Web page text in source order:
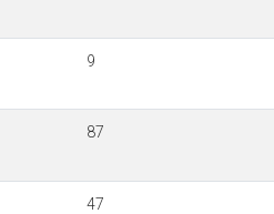
9
87
47